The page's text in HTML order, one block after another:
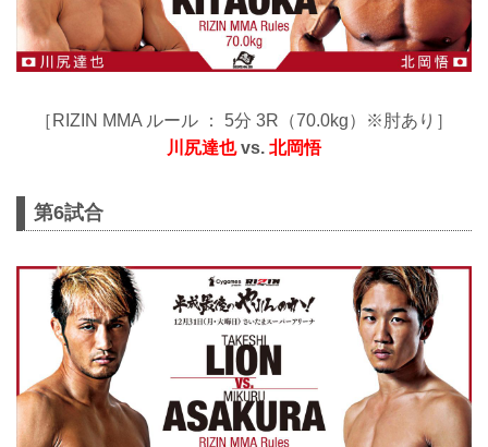
［RIZIN MMA ルール ： 5分 3R（70.0kg）※肘あり］
川尻達也vs. 北岡悟
第6試合